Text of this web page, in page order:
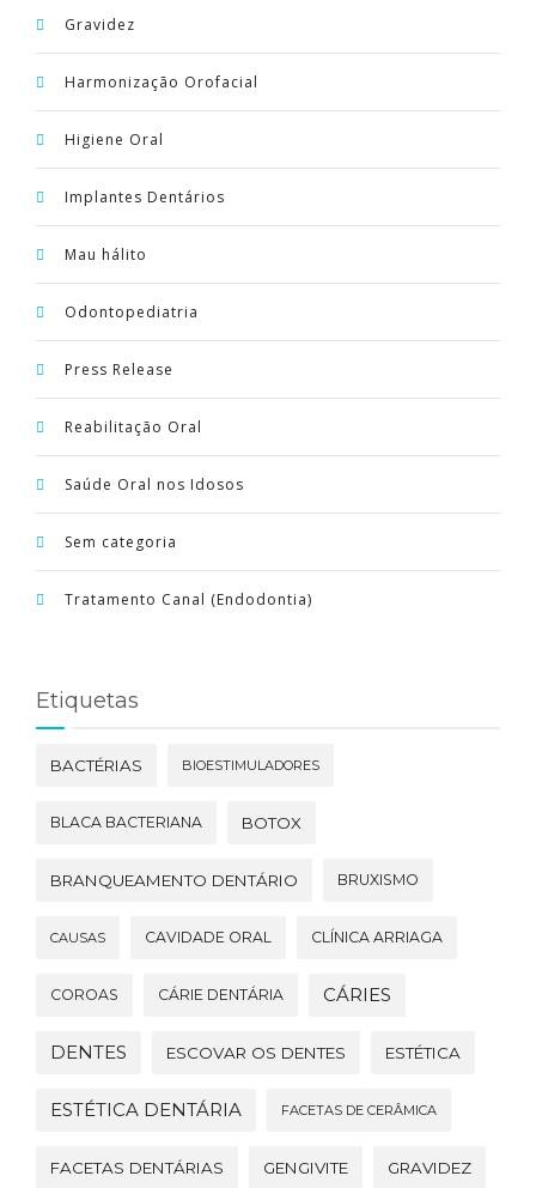
Gravidez
Harmonização Orofacial
Higiene Oral
Implantes Dentários
Mau hálito
Odontopediatria
Press Release
Reabilitação Oral
Saúde Oral nos Idosos
Sem categoria
Tratamento Canal (Endodontia)
Etiquetas
BACTÉRIAS BIOESTIMULADORES
BLACA BACTERIANA BOTOX
BRANQUEAMENTO DENTÁRIO BRUXISMO
CAUSAS CAVIDADE ORAL CLÍNICA ARRIAGA
COROAS CÁRIE DENTÁRIA CÁRIES
DENTES ESCOVAR OS DENTES ESTÉTICA
ESTÉTICA DENTÁRIA FACETAS DE CERÂMICA
FACETAS DENTÁRIAS GENGIVITE GRAVIDEZ